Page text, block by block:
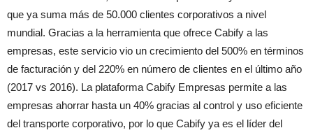
que ya suma más de 50.000 clientes corporativos a nivel
mundial. Gracias a la herramienta que ofrece Cabify a las
empresas, este servicio vio un crecimiento del 500% en términos
de facturación y del 220% en número de clientes en el último año
(2017 vs 2016). La plataforma Cabify Empresas permite a las
empresas ahorrar hasta un 40% gracias al control y uso eficiente
del transporte corporativo, por lo que Cabify ya es el líder del